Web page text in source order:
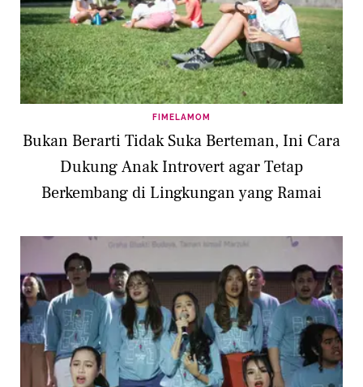
FIMELAMOM
Bukan Berarti Tidak Suka Berteman, Ini Cara
Dukung Anak Introvert agar Tetap
Berkembang di Lingkungan yang Ramai